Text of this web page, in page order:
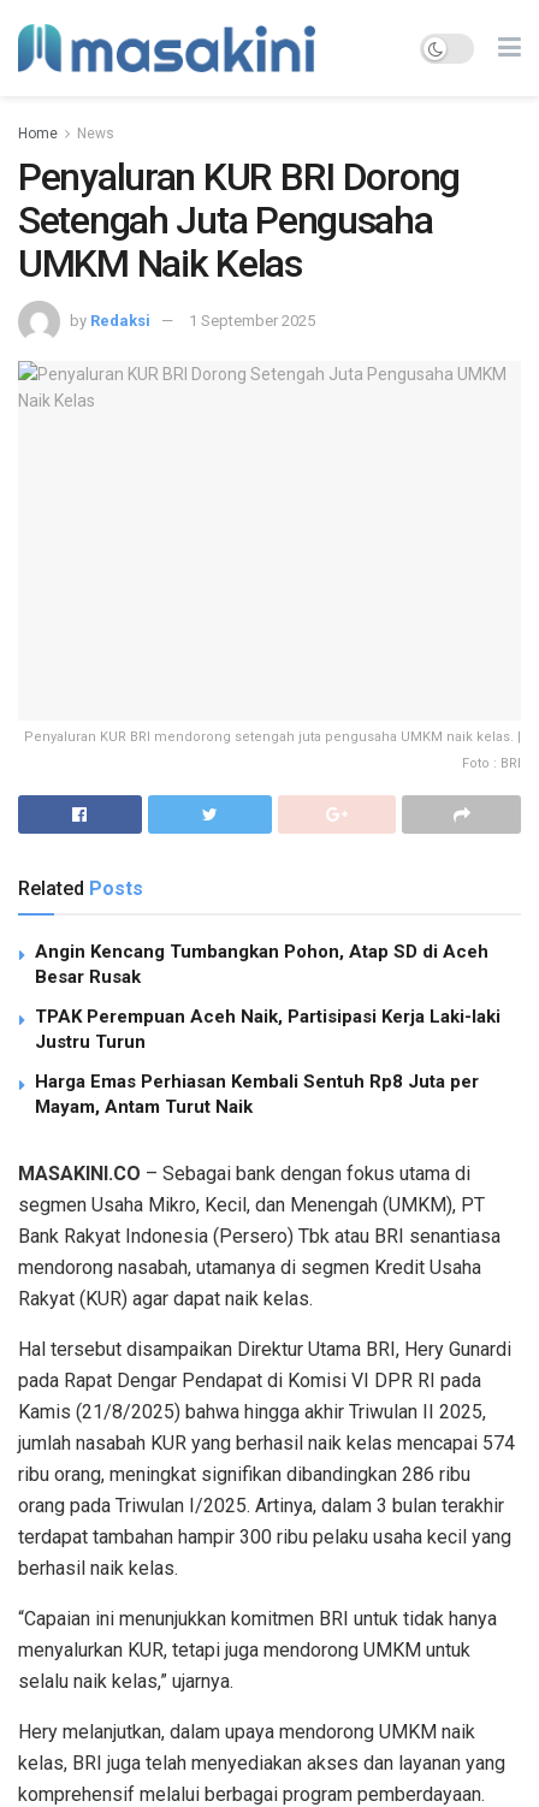
Home News
Penyaluran KUR BRI Dorong
Setengah Juta Pengusaha
UMKM Naik Kelas
by Redaksi 1 September 2025
Penyaluran KUR BRI mendorong setengah juta pengusaha UMKM naik kelas. |
Foto : BRI
Related Posts
Angin Kencang Tumbangkan Pohon, Atap SD di Aceh
Besar Rusak
TPAK Perempuan Aceh Naik, Partisipasi Kerja Laki-laki
Justru Turun
Harga Emas Perhiasan Kembali Sentuh Rp8 Juta per
Mayam, Antam Turut Naik
MASAKINI.CO – Sebagai bank dengan fokus utama di
segmen Usaha Mikro, Kecil, dan Menengah (UMKM), PT
Bank Rakyat Indonesia (Persero) Tbk atau BRI senantiasa
mendorong nasabah, utamanya di segmen Kredit Usaha
Rakyat (KUR) agar dapat naik kelas.
Hal tersebut disampaikan Direktur Utama BRI, Hery Gunardi
pada Rapat Dengar Pendapat di Komisi VI DPR RI pada
Kamis (21/8/2025) bahwa hingga akhir Triwulan II 2025,
jumlah nasabah KUR yang berhasil naik kelas mencapai 574
ribu orang, meningkat signifikan dibandingkan 286 ribu
orang pada Triwulan I/2025. Artinya, dalam 3 bulan terakhir
terdapat tambahan hampir 300 ribu pelaku usaha kecil yang
berhasil naik kelas.
“Capaian ini menunjukkan komitmen BRI untuk tidak hanya
menyalurkan KUR, tetapi juga mendorong UMKM untuk
selalu naik kelas,” ujarnya.
Hery melanjutkan, dalam upaya mendorong UMKM naik
kelas, BRI juga telah menyediakan akses dan layanan yang
komprehensif melalui berbagai program pemberdayaan.